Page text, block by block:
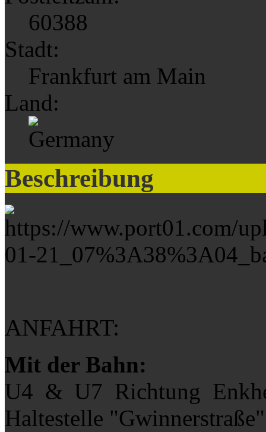
60388
Stadt:
Frankfurt am Main
Land:
Beschreibung
ANFAHRT:
Mit der Bahn:
U4 & U7 Richtung
Haltestelle "Gwinnerstraße"